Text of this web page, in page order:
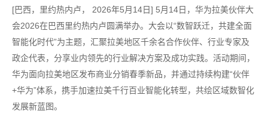
[巴西，里约热内卢， 2026年5月14日] 5月14日，华为拉美伙伴大
会2026在巴西里约热内卢圆满举办。大会以“数智跃迁，共建全面
智能化时代”为主题，汇聚拉美地区千余名合作伙伴、行业专家及
政企代表，分享业内领先的行业解决方案及成功实践。活动期间，
华为面向拉美地区发布商业分销春季新品，并通过持续构建“伙伴
+华为”体系，携手加速拉美千行百业智能化转型，共绘区域数智化
发展新蓝图。